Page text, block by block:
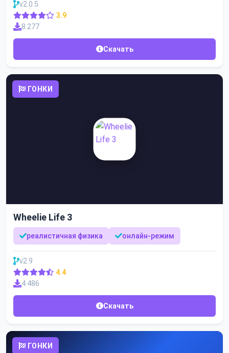
v2.0.5
3.9
8 277
Скачать
ГОНКИ
Wheelie Life 3
реалистичная физика онлайн-режим
v2.9
4.4
4 486
Скачать
ГОНКИ